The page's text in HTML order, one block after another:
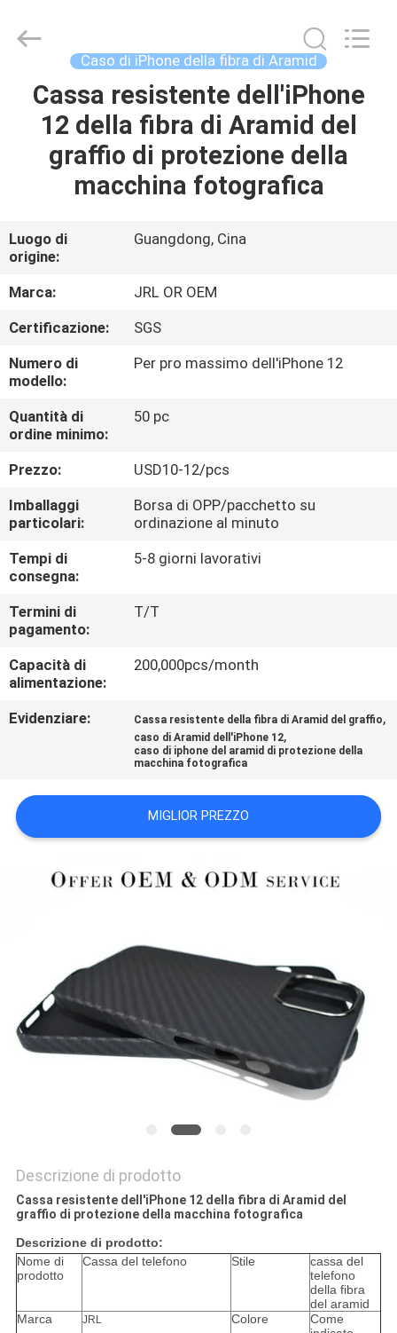
CASA
PRODOTTI
SPETTACOLO
VR
CHI
SIAMO
CONTROLLO
DI
QUALITÀ
CONTATTACI
NOTIZIA
CASI
NEWS
DEL
SITO
Shenzhen
Caso di iPhone della fibra di Aramid
Cassa resistente dell'iPhone
12 della fibra di Aramid del
graffio di protezione della
macchina fotografica
Luogo di
origine:
Guangdong, Cina
Marca:
JRL OR OEM
Certificazione:
SGS
Numero di
modello:
Per pro massimo dell'iPhone 12
Quantità di
ordine minimo:
50 pc
Prezzo:
USD10-12/pcs
Imballaggi
particolari:
Borsa di OPP/pacchetto su
ordinazione al minuto
Tempi di
consegna:
5-8 giorni lavorativi
Termini di
pagamento:
T/T
Capacità di
alimentazione:
200,000pcs/month
Evidenziare: Cassa resistente della fibra di Aramid del graffio,
caso di Aramid dell'iPhone 12,
caso di iphone del aramid di protezione della
macchina fotografica
MIGLIOR PREZZO
Descrizione di prodotto
Cassa resistente dell'iPhone 12 della fibra di Aramid del
graffio di protezione della macchina fotografica
Descrizione di prodotto:
Nome di
prodotto
Cassa del telefono Stile
cassa del
telefono
della fibra
del aramid
Marca
JRL Colore
Come